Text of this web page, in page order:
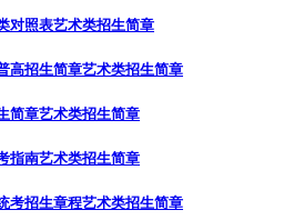
对照表艺术类招生简章
高招生简章艺术类招生简章
简章艺术类招生简章
指南艺术类招生简章
考招生章程艺术类招生简章